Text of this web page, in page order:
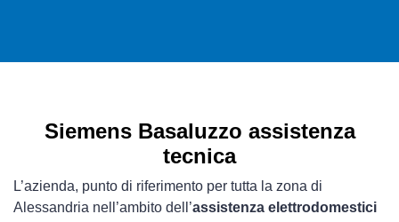
Siemens Basaluzzo assistenza
tecnica
L’azienda, punto di riferimento per tutta la zona di
Alessandria nell’ambito dell’assistenza elettrodomestici